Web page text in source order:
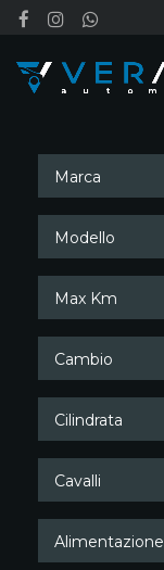
Cerca
Marca
Modello
Max Km
Cambio
Cilindrata
Cavalli
Alimentazione